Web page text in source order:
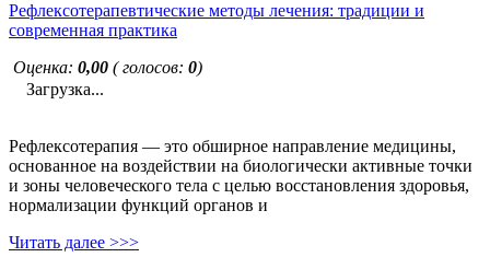
Рефлексотерапевтические методы лечения: традиции и
современная практика
Оценка: 0,00 ( голосов: 0)
Загрузка...
Рефлексотерапия — это обширное направление медицины,
основанное на воздействии на биологически активные точки
и зоны человеческого тела с целью восстановления здоровья,
нормализации функций органов и
Читать далее >>>